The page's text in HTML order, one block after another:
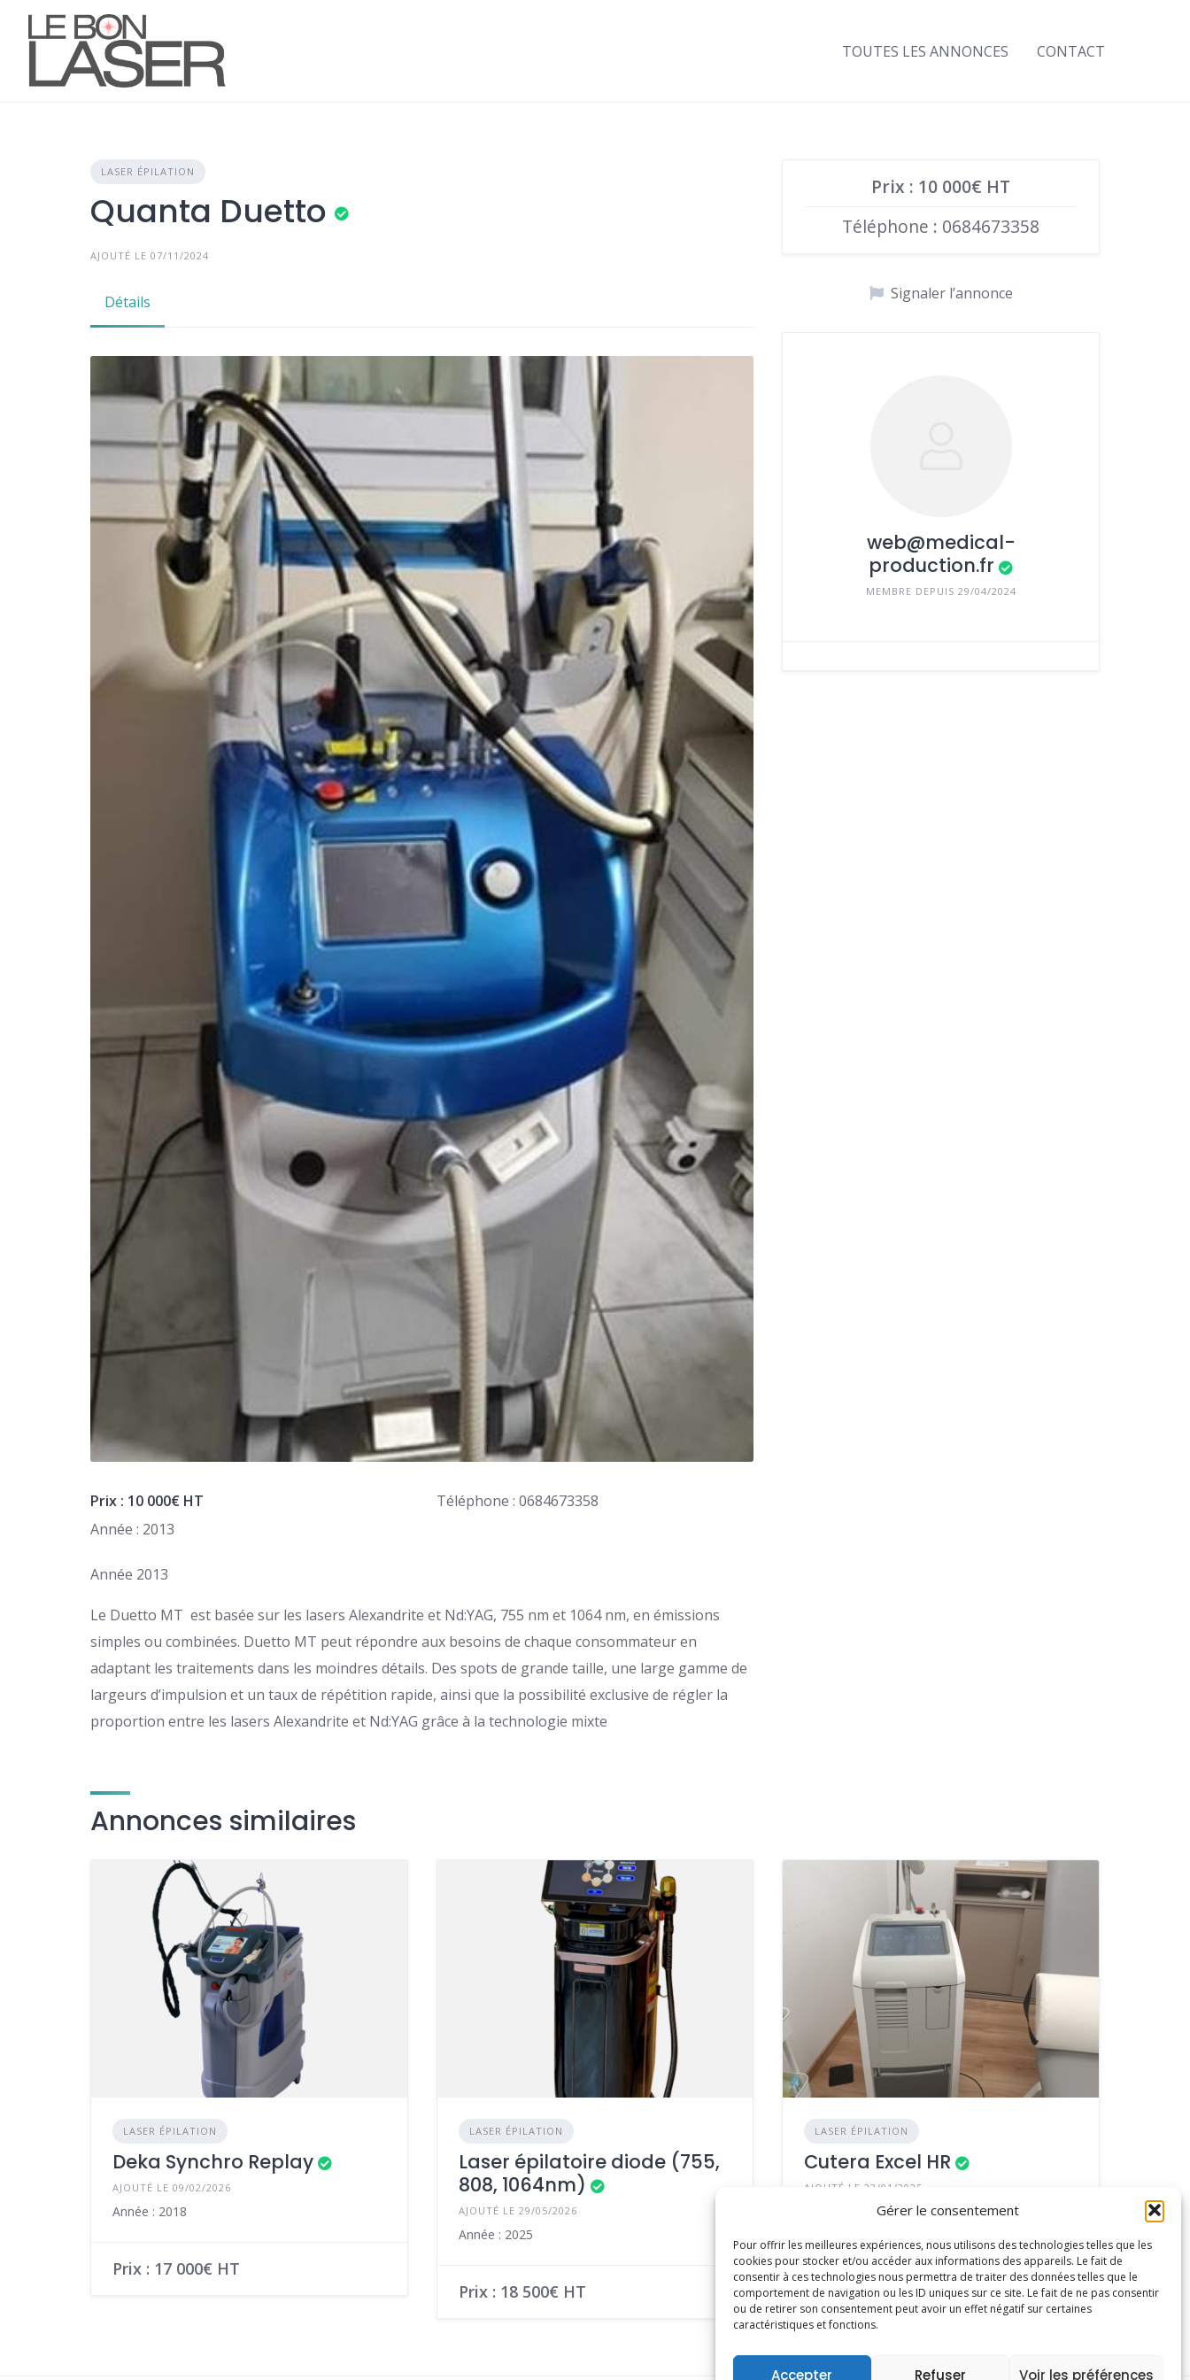
Gérer le consentement
Pour offrir les meilleures expériences, nous utilisons des technologies telles que les
cookies pour stocker et/ou accéder aux informations des appareils. Le fait de
consentir à ces technologies nous permettra de traiter des données telles que le
comportement de navigation ou les ID uniques sur ce site. Le fait de ne pas consentir
ou de retirer son consentement peut avoir un effet négatif sur certaines
caractéristiques et fonctions.
Accepter Refuser Voir les préférences
TOUTES LES ANNONCES CONTACT
LASER ÉPILATION
Quanta Duetto
AJOUTÉ LE 07/11/2024
Détails
Prix : 10 000€ HT
Téléphone : 0684673358
Année : 2013
Année 2013
Le Duetto MT est basée sur les lasers Alexandrite et Nd:YAG, 755 nm et 1064 nm, en émissions
simples ou combinées. Duetto MT peut répondre aux besoins de chaque consommateur en
adaptant les traitements dans les moindres détails. Des spots de grande taille, une large gamme de
largeurs d’impulsion et un taux de répétition rapide, ainsi que la possibilité exclusive de régler la
proportion entre les lasers Alexandrite et Nd:YAG grâce à la technologie mixte
Prix : 10 000€ HT
Téléphone : 0684673358
Signaler l’annonce
web@medical-
production.fr
MEMBRE DEPUIS 29/04/2024
Annonces similaires
LASER ÉPILATION
Deka Synchro Replay
AJOUTÉ LE 09/02/2026
Année : 2018
Prix : 17 000€ HT
LASER ÉPILATION
Laser épilatoire diode (755,
808, 1064nm)
AJOUTÉ LE 29/05/2026
Année : 2025
Prix : 18 500€ HT
LASER ÉPILATION
Cutera Excel HR
AJOUTÉ LE 22/01/2025
Année : 2020
Prix : 45 000€ HT